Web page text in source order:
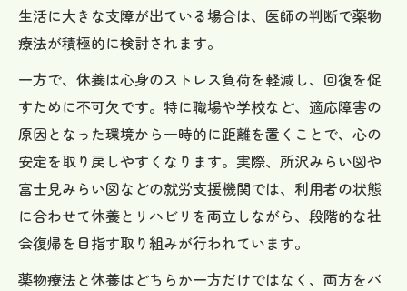
生活に大きな支障が出ている場合は、医師の判断で薬物
療法が積極的に検討されます。
一方で、休養は心身のストレス負荷を軽減し、回復を促
すために不可欠です。特に職場や学校など、適応障害の
原因となった環境から一時的に距離を置くことで、心の
安定を取り戻しやすくなります。実際、所沢みらい図や
富士見みらい図などの就労支援機関では、利用者の状態
に合わせて休養とリハビリを両立しながら、段階的な社
会復帰を目指す取り組みが行われています。
薬物療法と休養はどちらか一方だけではなく、両方をバ